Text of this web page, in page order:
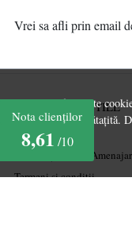
Acest site folosește
experiență îmbunătațită.
Vrei sa afli prin email
INFORMATII UTILE
Despre noi
Ghiduri și Idei de
Termeni și condiții
Nota clienților
8,61 /10